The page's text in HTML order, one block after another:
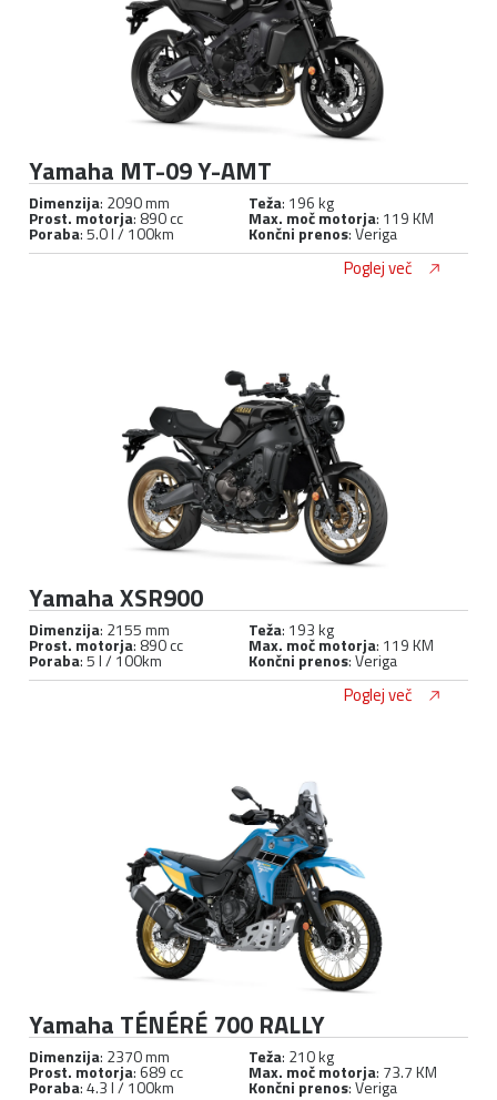
Yamaha MT-09 Y-AMT
Dimenzija: 2090 mm Teža: 196 kg
Prost. motorja: 890 cc Max. moč motorja: 119 KM
Poraba: 5.0 l / 100km Končni prenos: Veriga
Poglej več
Yamaha XSR900
Dimenzija: 2155 mm Teža: 193 kg
Prost. motorja: 890 cc Max. moč motorja: 119 KM
Poraba: 5 l / 100km Končni prenos: Veriga
Poglej več
Yamaha TÉNÉRÉ 700 RALLY
Dimenzija: 2370 mm Teža: 210 kg
Prost. motorja: 689 cc Max. moč motorja: 73.7 KM
Poraba: 4.3 l / 100km Končni prenos: Veriga